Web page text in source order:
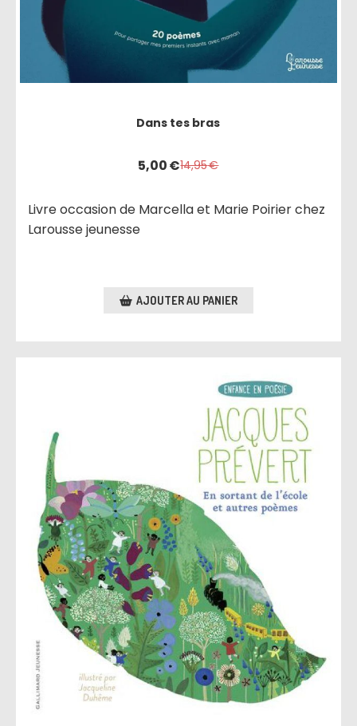
Dans tes bras
5,00€14,95€
Livre occasion de Marcella et Marie Poirier chez
Larousse jeunesse
AJOUTER AU PANIER